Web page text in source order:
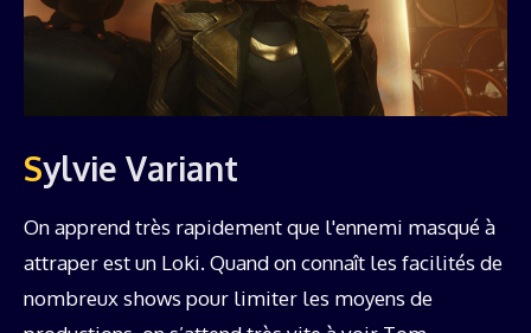
Sylvie Variant
On apprend très rapidement que l'ennemi masqué à
attraper est un Loki. Quand on connaît les facilités de
nombreux shows pour limiter les moyens de